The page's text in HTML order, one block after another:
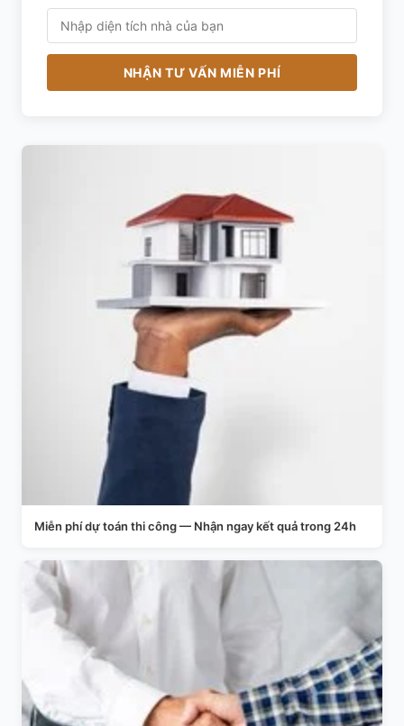
NHẬN TƯ VẤN MIỄN PHÍ
Miễn phí dự toán thi công — Nhận ngay kết quả trong 24h